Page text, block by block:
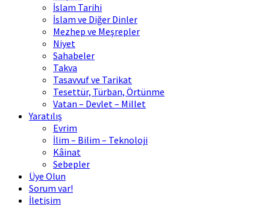
İslam Tarihi
İslam ve Diğer Dinler
Mezhep ve Meşrepler
Niyet
Sahabeler
Takva
Tasavvuf ve Tarikat
Tesettür, Türban, Örtünme
Vatan – Devlet – Millet
Yaratılış
Evrim
İlim – Bilim – Teknoloji
Kâinat
Sebepler
Üye Olun
Sorum var!
İletişim